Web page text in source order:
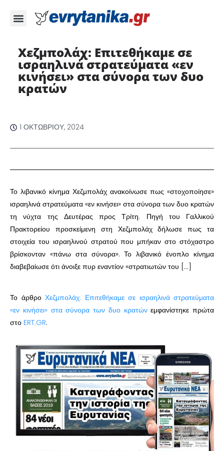
Χεζμπολάχ: Επιτεθήκαμε σε
ισραηλινά στρατεύματα «εν
κινήσει» στα σύνορα των δυο
κρατών
1 ΟΚΤΩΒΡΊΟΥ, 2024
Το λιβανικό κίνημα Χεζμπολάχ ανακοίνωσε πως «στοχοποίησε»
ισραηλινά στρατεύματα «εν κινήσει» στα σύνορα των δυο κρατών
τη νύχτα της Δευτέρας προς Τρίτη. Πηγή του Γαλλικού
Πρακτορείου προσκείμενη στη Χεζμπολάχ δήλωσε πως τα
στοιχεία του ισραηλινού στρατού που μπήκαν στο στόχαστρο
βρίσκονταν «πάνω στα σύνορα». Το λιβανικό ένοπλο κίνημα
διαβεβαίωσε ότι άνοιξε πυρ εναντίον «στρατιωτών του […]
Το άρθρο Χεζμπολάχ: Επιτεθήκαμε σε ισραηλινά στρατεύματα
«εν κινήσει» στα σύνορα των δυο κρατώνεμφανίστηκε πρώτα
στο ERT.GR.